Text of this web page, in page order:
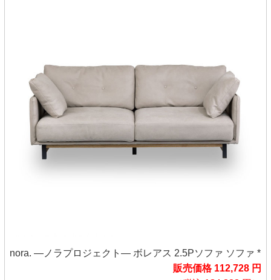
nora. ―ノラプロジェクト― ボレアス 2.5Pソファ ソファ *
販売価格 112,728 円